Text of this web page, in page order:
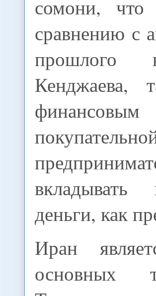
сомони,
сравнению с
прошлого
Кенджаева,
деньги, как
Иран
основных